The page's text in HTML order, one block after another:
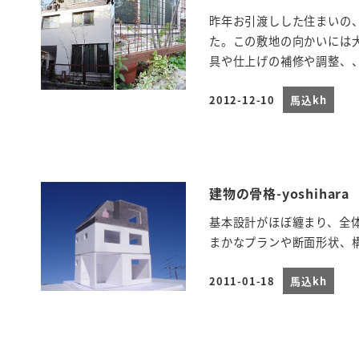
昨年お引渡しした住まいの
た。この敷地の向かいには
具や仕上げの補修や調整
投稿日
2012-12-10 馬込kh
建物の骨格-yoshihara
基本設計がほぼ纏まり、全
まかなプランや断面形状、
投稿日
2011-01-18 馬込kh